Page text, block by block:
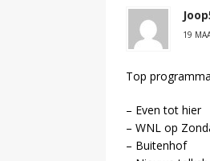
19
Top
– Even tot hier
– WNL op
– Buitenhof